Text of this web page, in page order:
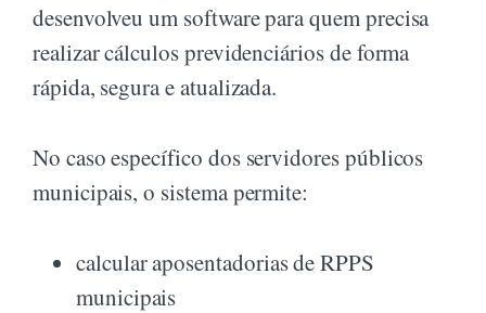
desenvolveu um software para quem precisa
realizar cálculos previdenciários de forma
rápida, segura e atualizada.
No caso específico dos servidores públicos
municipais, o sistema permite:
calcular aposentadorias de RPPS
municipais